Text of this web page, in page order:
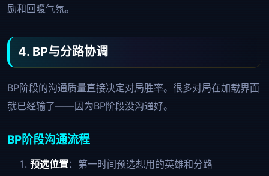
励和回暖气氛。
4. BP与分路协调
BP阶段的沟通质量直接决定对局胜率。很多对局在加载界面
就已经输了——因为BP阶段没沟通好。
BP阶段沟通流程
预选位置：第一时间预选想用的英雄和分路